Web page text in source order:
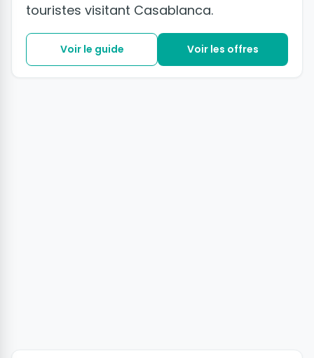
touristes visitant Casablanca.
Voir le guide Voir les offres